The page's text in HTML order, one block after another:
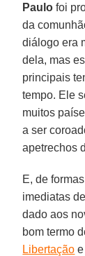
Paulo foi
da
diálogo era
dela, mas
principais
tempo. Ele
muitos
a ser
apetrechos
E, de
imediatas
dado aos
bom termo
Libertação